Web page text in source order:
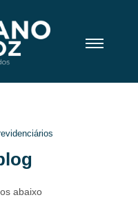
abaixo